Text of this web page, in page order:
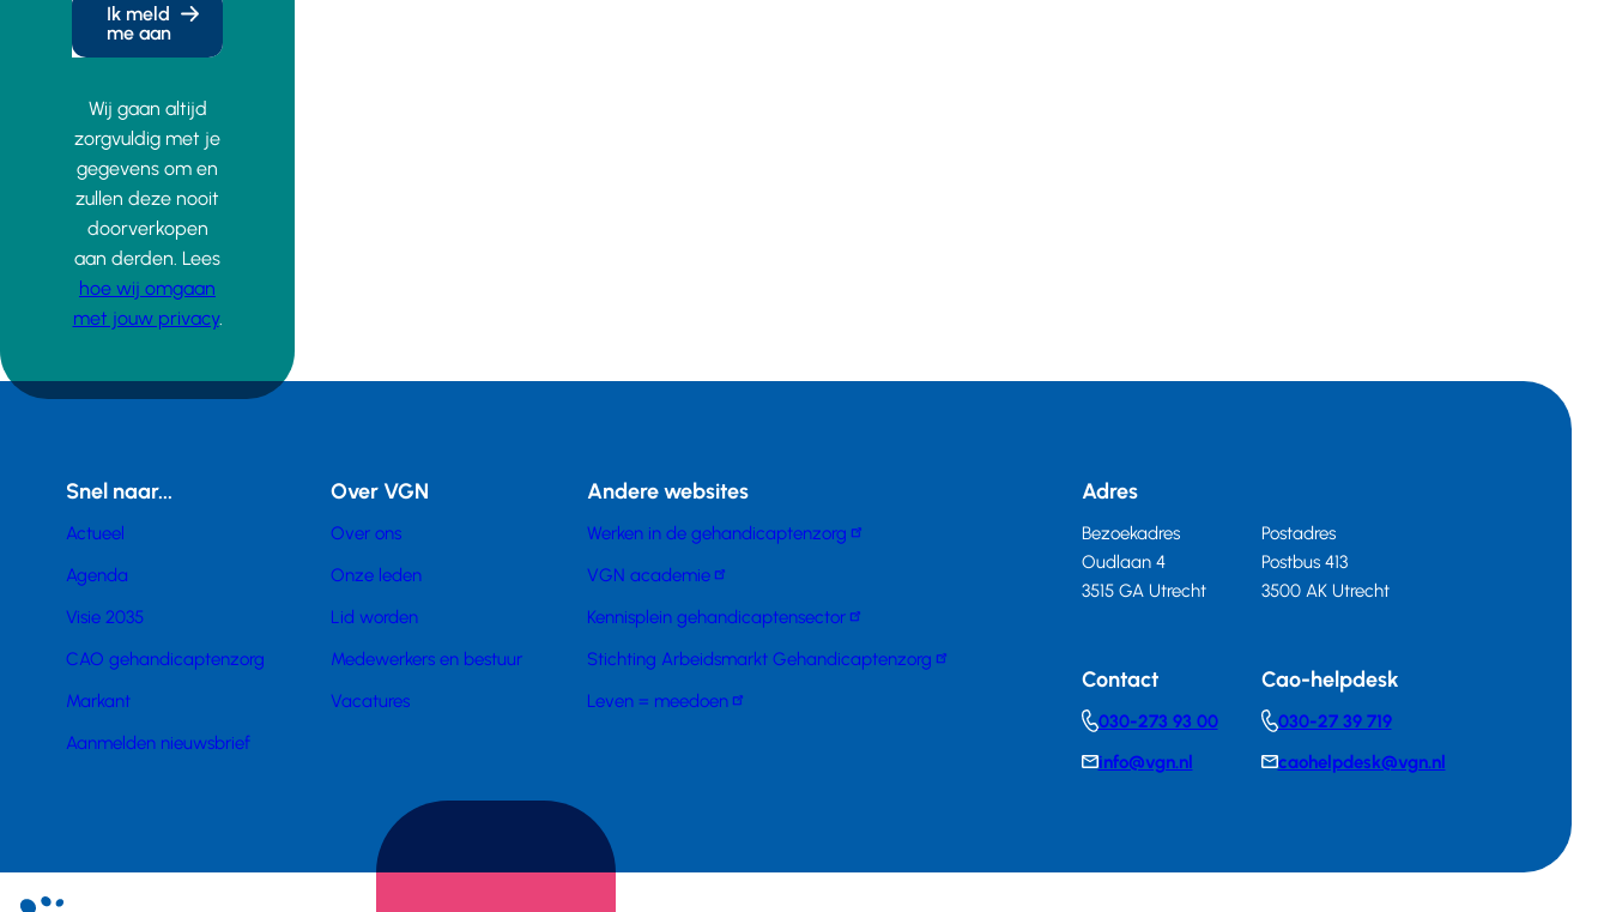
Ik meld
me aan
Wij gaan altijd
zorgvuldig met je
gegevens om en
zullen deze nooit
doorverkopen
aan derden. Lees
hoe wij omgaan
met jouw privacy.
Snel naar...
Actueel
Agenda
Visie 2035
CAO gehandicaptenzorg
Markant
Aanmelden nieuwsbrief
Over VGN
Over ons
Onze leden
Lid worden
Medewerkers en bestuur
Vacatures
Andere websites
Werken in de gehandicaptenzorg
VGN academie
Kennisplein gehandicaptensector
Stichting Arbeidsmarkt Gehandicaptenzorg
Leven = meedoen
Adres
Bezoekadres
Oudlaan 4
3515 GA Utrecht
Postadres
Postbus 413
3500 AK Utrecht
Contact
Telephonenumber
030-273 93 00
E-info@vgn.nl
Cao-helpdesk
Telephonenumber
030-27 39 719
E-caohelpdesk@vgn.nl